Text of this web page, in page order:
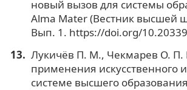
новый вызов для системы
Alma Mater (Вестник высшей
Вып. 1. https://doi.org/
Лукичёв П. М., Чекмарев О. П.
применения искусственного
системе высшего